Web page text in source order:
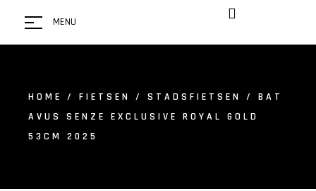
MENU
HOME / FIETSEN / STADSFIETSEN
/ BAT
AVUS SENZE EXCLUSIVE ROYAL GOLD
53CM 2025